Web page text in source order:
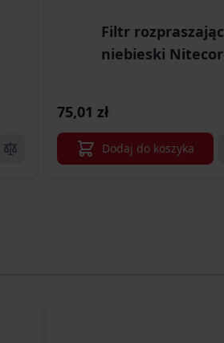
Filtr
niebieski
75,01 zł
Dodaj do koszyka